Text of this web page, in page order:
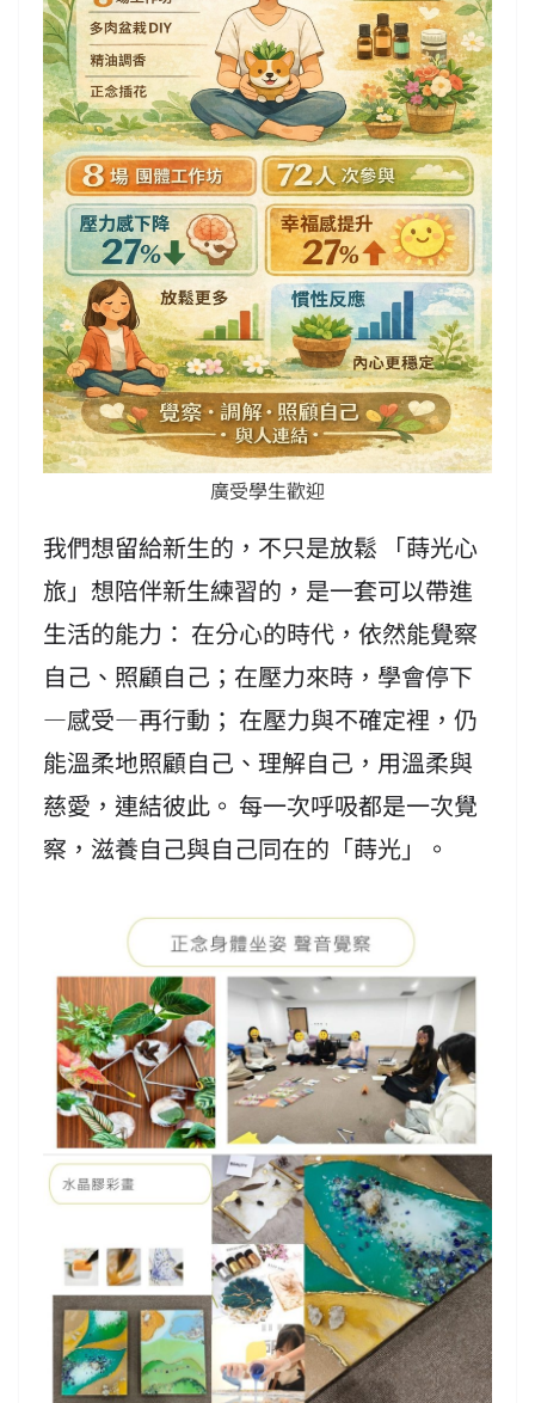
廣受學生歡迎
我們想留給新生的，不只是放鬆 「蒔光心
旅」想陪伴新生練習的，是一套可以帶進
生活的能力： 在分心的時代，依然能覺察
自己、照顧自己；在壓力來時，學會停下
—感受—再行動； 在壓力與不確定裡，仍
能溫柔地照顧自己、理解自己，用溫柔與
慈愛，連結彼此。 每一次呼吸都是一次覺
察，滋養自己與自己同在的「蒔光」。